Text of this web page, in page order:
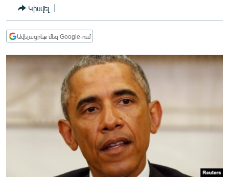
ՀԱՍԱՐԱԿՈՒԹՅՈՒՆ
ՏՆՏԵՍՈՒԹՅՈՒՆ
ՊԱՏԵՐԱԶՄԻ 6 ՇԱԲԱԹՆԵՐԸ
ՏԱՐԱԾԱՇՐՋԱՆ
ՄԻՋԱԶԳԱՅԻՆ
ՄՇԱԿՈՒՅԹ
ՄԵԿՆԱԲԱՆՈՒԹՅՈՒՆ
Կիսվել
Ավելացրեք մեզ Google-ում